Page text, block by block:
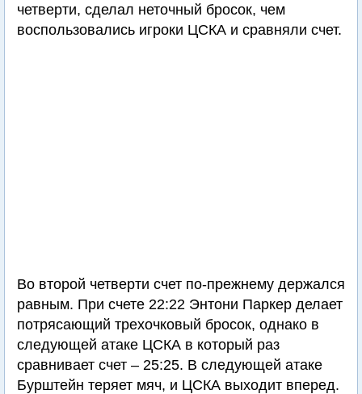
четверти, сделал неточный бросок, чем
воспользовались игроки ЦСКА и сравняли счет.
Во второй четверти счет по-прежнему держался
равным. При счете 22:22 Энтони Паркер делает
потрясающий трехочковый бросок, однако в
следующей атаке ЦСКА в который раз
сравнивает счет – 25:25. В следующей атаке
Бурштейн теряет мяч, и ЦСКА выходит вперед.